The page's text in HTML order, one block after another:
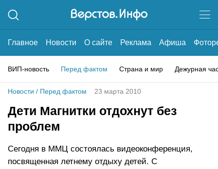
Главное Новости О сайте Реклама Афиша
ВИП-новость Перед фактом Страна и мир Дежурная
Новости / Перед фактом 23 марта 2010
Дети Магнитки отдохнут без
проблем
Сегодня в ММЦ состоялась видеоконференция,
посвященная летнему отдыху детей. С